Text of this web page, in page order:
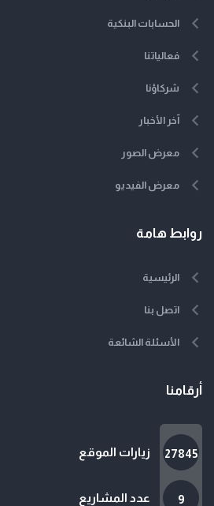
الحسابات البنكية
فعالياتنا
شركاؤنا
آخر الأخبار
معرض الصور
معرض الفيديو
روابط هامة
الرئيسية
اتصل بنا
الأسئلة الشائعة
أرقامنا
27845 زيارات الموقع
9 عدد المشاريع